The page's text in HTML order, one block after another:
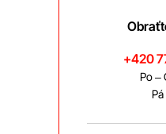
+420
Po –
Pá